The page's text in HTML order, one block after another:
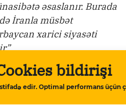
bildirişi
edir. Optimal performans üçün
əsaslanır. Burada
İranla müsbət
xarici siyasəti
qurium/